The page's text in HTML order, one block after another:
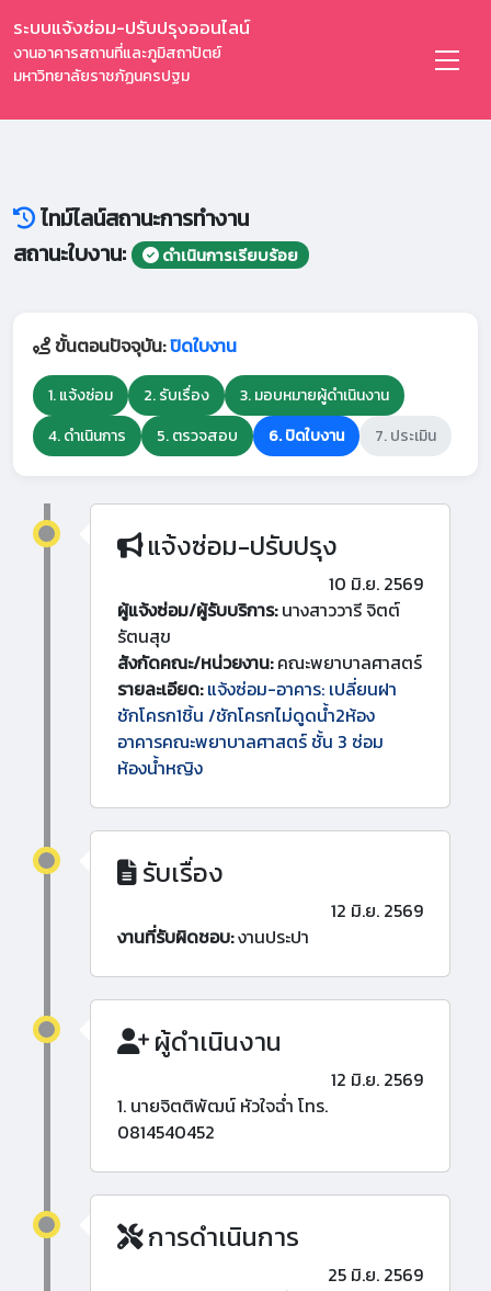
ระบบแจ้งซ่อม-ปรับปรุงออนไลน์
งานอาคารสถานที่และภูมิสถาปัตย์
มหาวิทยาลัยราชภัฏนครปฐม
ไทม์ไลน์สถานะการทำงาน
สถานะใบงาน:
ดำเนินการเรียบร้อย
ขั้นตอนปัจจุบัน:ปิดใบงาน
1. แจ้งซ่อม 2. รับเรื่อง
3. มอบหมายผู้ดำเนินงาน
4. ดำเนินการ
5. ตรวจสอบ 6. ปิดใบงาน 7. ประเมิน
แจ้งซ่อม-ปรับปรุง
10 มิ.ย. 2569
ผู้แจ้งซ่อม/ผู้รับบริการ:นางสาววารี จิตต์
รัตนสุข
สังกัดคณะ/หน่วยงาน:คณะพยาบาลศาสตร์
รายละเอียด: แจ้งซ่อม-อาคาร: เปลี่ยนฝา
ชักโครก1ชิ้น /ชักโครกไม่ดูดน้ำ2ห้อง
อาคารคณะพยาบาลศาสตร์ ชั้น 3 ซ่อม
ห้องน้ำหญิง
รับเรื่อง
12 มิ.ย. 2569
งานที่รับผิดชอบ:งานประปา
ผู้ดำเนินงาน
12 มิ.ย. 2569
1. นายจิตติพัฒน์ หัวใจฉ่ำ โทร.
0814540452
การดำเนินการ
25 มิ.ย. 2569